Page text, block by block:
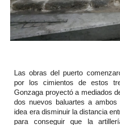
Las obras del puerto
por los cimientos de estos
Gonzaga proyectó a mediados
dos nuevos baluartes a
idea era disminuir la distancia
para conseguir que la